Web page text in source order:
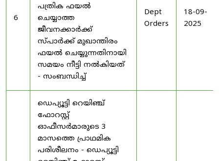
6
പത്രിക ഫയൽ
ചെയ്യാത്ത
ജീവനക്കാർക്ക്
സ്പാർക്ക് മുഖാന്തിരം
ഫയൽ ചെയ്യുന്നതിനായി
സമയം നീട്ടി നൽകിയത്
- സംബന്ധിച്ച്
Dept
Orders
18-09-
2025
ഡെപ്യൂട്ടി റെയിഞ്ച്
ഫോറസ്റ്റ്
ഓഫീസർമാരുടെ 3
മാസത്തെ പ്രാഥമിക
പരിശീലനം - ഡെപ്യൂട്ടി